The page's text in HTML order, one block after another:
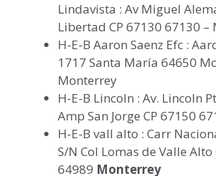
Lindavista : Av Miguel
Libertad CP 67130 67130 –
H-E-B Aaron Saenz Efc :
1717 Santa María 64650
Monterrey
H-E-B Lincoln : Av. Lincoln
Amp San Jorge CP 67150
H-E-B vall alto : Carr
S/N Col Lomas de Valle Alto
64989 Monterrey